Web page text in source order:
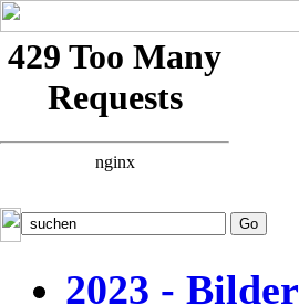
2023 - Bilder